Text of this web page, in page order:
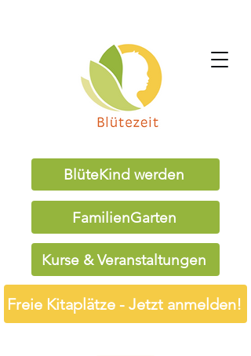
BlüteKind werden
FamilienGarten
Kurse & Veranstaltungen
Freie Kitaplätze - Jetzt anmelden!